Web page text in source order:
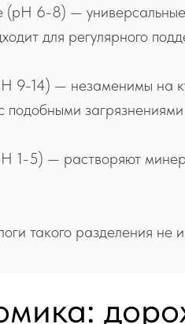
(pH 6-8) —
для регулярного
9-14) — незаменимы на
подобными
1-5) — растворяют
такого разделения